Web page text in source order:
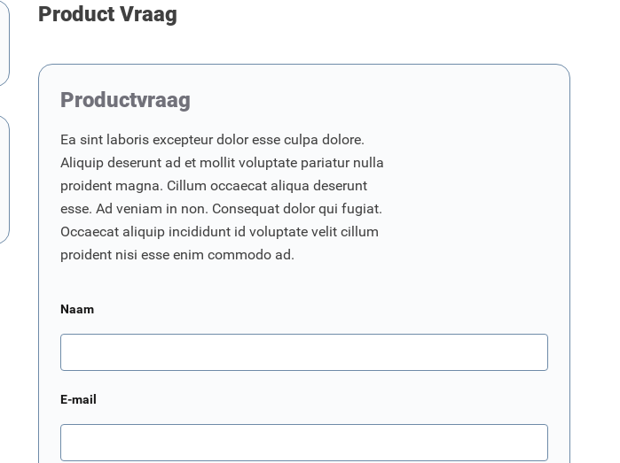
Product Vraag
Productvraag
Ea sint laboris excepteur dolor esse culpa dolore.
Aliquip deserunt ad et mollit voluptate pariatur nulla
proident magna. Cillum occaecat aliqua deserunt
esse. Ad veniam in non. Consequat dolor qui fugiat.
Occaecat aliquip incididunt id voluptate velit cillum
proident nisi esse enim commodo ad.
Naam
E-mail